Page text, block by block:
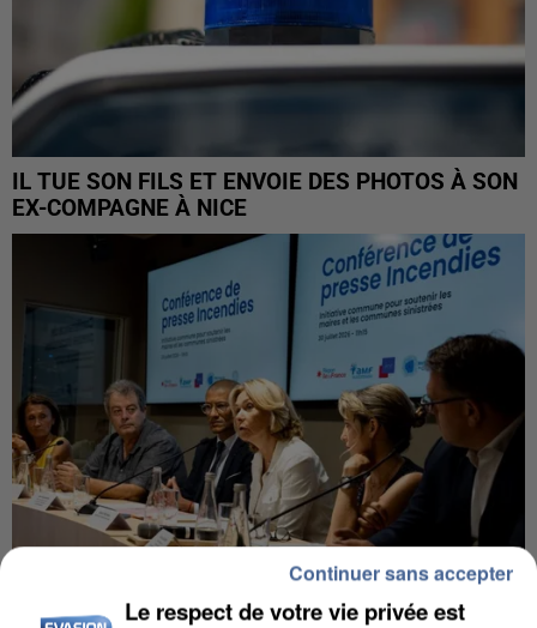
IL TUE SON FILS ET ENVOIE DES PHOTOS À SON
EX-COMPAGNE À NICE
Le respect de votre vie privée est
Continuer sans accepter